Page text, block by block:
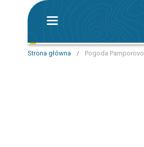
Strona główna / Pogoda Pamporovo